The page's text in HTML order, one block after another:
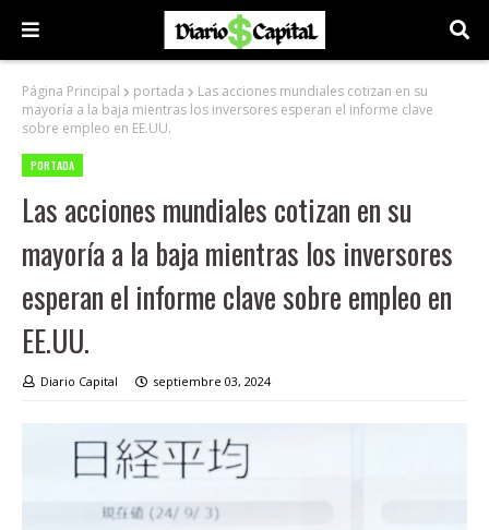
Página Principal portada
Las acciones mundiales cotizan en su
mayoría a la baja mientras los inversores esperan el informe clave
sobre empleo en EE.UU.
PORTADA
Las acciones mundiales cotizan en su
mayoría a la baja mientras los inversores
esperan el informe clave sobre empleo en
EE.UU.
Diario Capital septiembre 03, 2024